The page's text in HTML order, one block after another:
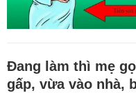
Đang làm thì mẹ
gấp, vừa vào nhà,